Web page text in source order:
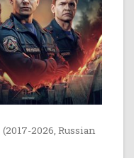
(2017-2026, Russian